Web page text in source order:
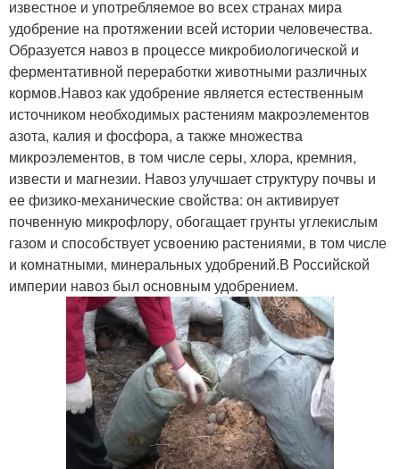
известное и употребляемое во всех странах мира
удобрение на протяжении всей истории человечества.
Образуется навоз в процессе микробиологической и
ферментативной переработки животными различных
кормов.Навоз как удобрение является естественным
источником необходимых растениям макроэлементов
азота, калия и фосфора, а также множества
микроэлементов, в том числе серы, хлора, кремния,
извести и магнезии. Навоз улучшает структуру почвы и
ее физико-механические свойства: он активирует
почвенную микрофлору, обогащает грунты углекислым
газом и способствует усвоению растениями, в том числе
и комнатными, минеральных удобрений.В Российской
империи навоз был основным удобрением.